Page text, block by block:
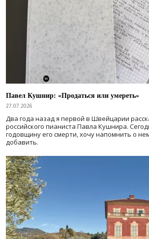
Павел Кушнир: «Продаться или умереть»
27.07.2026
Два года назад я первой в Швейцарии
российского пианиста Павла Кушнира.
годовщину его смерти, хочу напомнить о
добавить.